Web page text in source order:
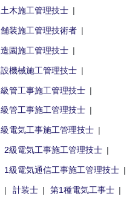
木施工管理技士
装施工管理技術者
園施工管理技士
機械施工管理技士
管工事施工管理技士
管工事施工管理技士
電気工事施工管理技士
2級電気工事施工管理技士
1級電気通信工事施工管理技士
計装士
第1種電気工事士